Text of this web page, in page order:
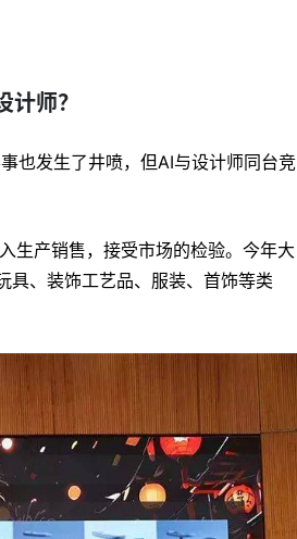
计师？
也发生了井喷，但AI与设计师同台竞
生产销售，接受市场的检验。今年大
具、装饰工艺品、服装、首饰等类